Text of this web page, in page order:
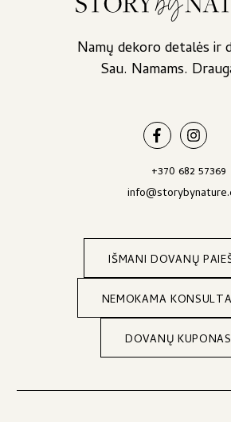
Namų dekoro detalės ir
Sau. Namams.
+370 682 57369
IŠMANI DOVANŲ
NEMOKAMA
DOVANŲ KUPONAS